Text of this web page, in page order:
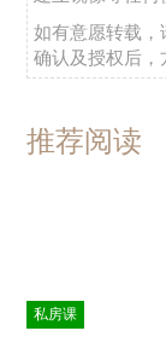
如有意愿转载，
确认及授权后，
推荐阅读
私房课